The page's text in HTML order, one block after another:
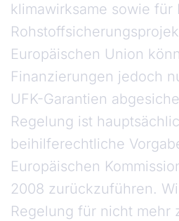
klimawirksame sowie für
Europäischen Union
Finanzierungen jedoch
UFK-Garantien
Regelung ist
beihilferechtliche
Europäischen
2008 zurückzuführen.
Regelung für nicht mehr